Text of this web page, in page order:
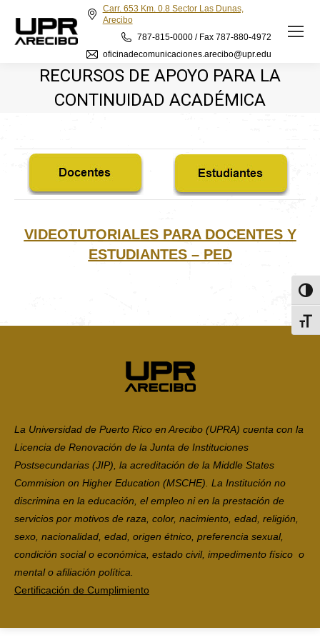
Carr. 653 Km. 0.8 Sector Las Dunas,
Arecibo
787-815-0000 / Fax 787-880-4972
oficinadecomunicaciones.arecibo@upr.edu
RECURSOS DE APOYO PARA LA
CONTINUIDAD ACADÉMICA
VIDEOTUTORIALES PARA DOCENTES Y
ESTUDIANTES – PED
La Universidad de Puerto Rico en Arecibo (UPRA) cuenta con la
Licencia de Renovación de la Junta de Instituciones
Postsecundarias (JIP), la acreditación de la Middle States
Commision on Higher Education (MSCHE). La Institución no
discrimina en la educación, el empleo ni en la prestación de
servicios por motivos de raza, color, nacimiento, edad, religión,
sexo, nacionalidad, edad, origen étnico, preferencia sexual,
condición social o económica, estado civil, impedimento físico o
mental o afiliación política.
Certificación de Cumplimiento